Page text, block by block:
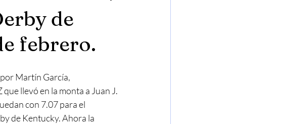
de
febrero.
Martín García,
llevó en la monta a Juan J.
con 7.07 para el
de Kentucky. Ahora la